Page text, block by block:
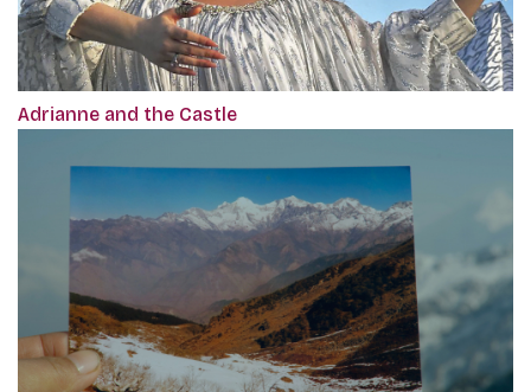
Adrianne and the Castle